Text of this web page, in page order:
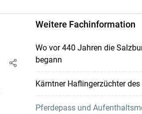
Weitere Fachinformation
Wo vor 440 Jahren die
begann
Kärntner Haflingerzüchter
Pferdepass und